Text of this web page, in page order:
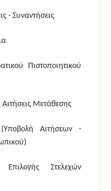
- Συναντήσεις
Πιστοποιητικού
Μετάθεσης
Αιτήσεων -
Στελεχών